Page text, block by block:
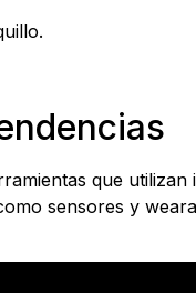
que
sensores y